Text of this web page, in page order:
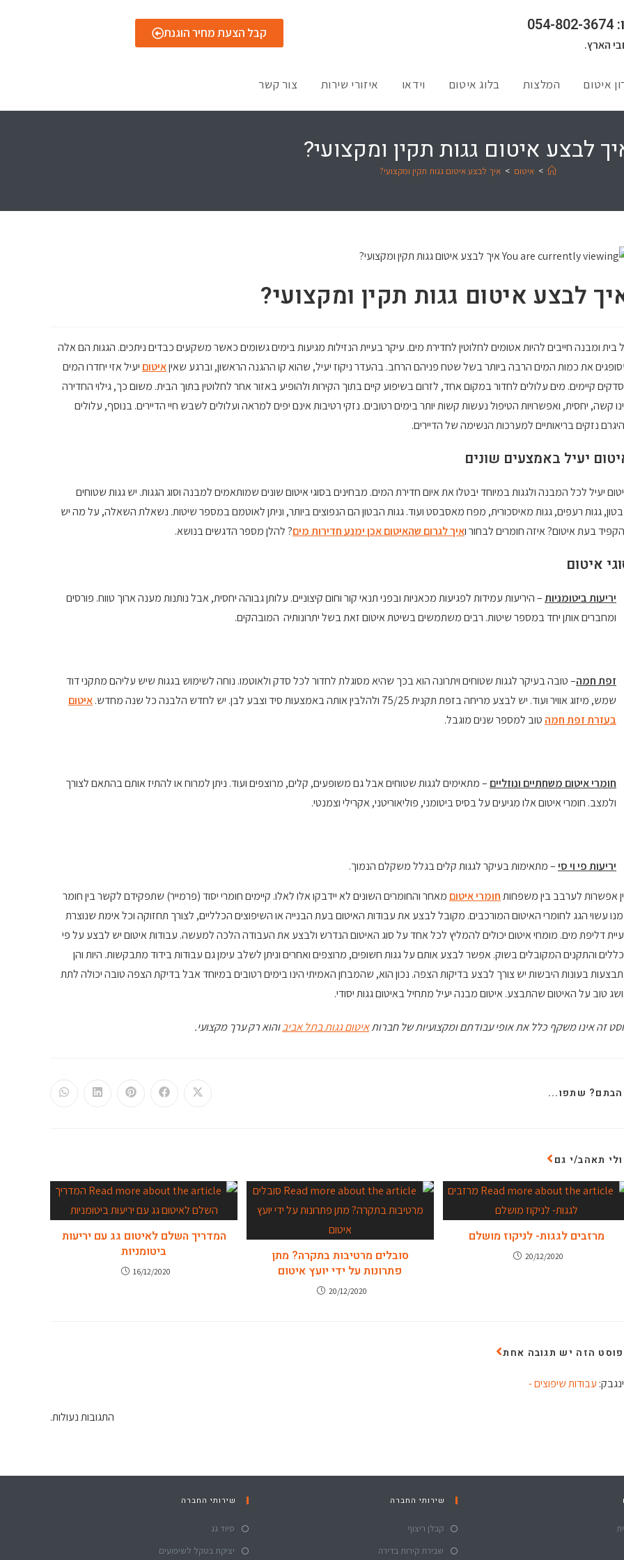
הארץ.
קבל הצעת מחיר הוגנת
איטום המלצות בלוג איטום וידאו איזורי שירות צור קשר
לבצע איטום גגות תקין ומקצועי?
> איטום > איך לבצע איטום גגות תקין ומקצועי?
לבצע איטום גגות תקין ומקצועי?
בית ומבנה חייבים להיות אטומים לחלוטין לחדירת מים. עיקר בעיית הנזילות מגיעות בימים גשומים כאשר משקעים כבדים ניתכים. הגגות הם אלה
את כמות המים הרבה ביותר בשל שטח פניהם הרחב. בהעדר ניקוז יעיל, שהוא קו ההגנה הראשון, וברגע שאיןאיטום יעיל אזי יחדרו המים
קיימים. מים עלולים לחדור במקום אחד, לזרום בשיפוע קיים בתוך הקירות ולהופיע באזור אחר לחלוטין בתוך הבית. משום כך, גילוי החדירה
קשה, יחסית, ואפשרויות הטיפול נעשות קשות יותר בימים רטובים. נזקי רטיבות אינם יפים למראה ועלולים לשבש חיי הדיירים. בנוסף, עלולים
נזקים בריאותיים למערכות הנשימה של הדיירים.
יעיל באמצעים שונים
יעיל לכל המבנה ולגגות במיוחד יבטלו את איום חדירת המים. מבחינים בסוגי איטום שונים שמותאמים למבנה וסוג הגגות. יש גגות שטוחים
גגות רעפים, גגות מאיסכורית, מפח מאסבסט ועוד. גגות הבטון הם הנפוצים ביותר, וניתן לאוטמם במספר שיטות. נשאלת השאלה, על מה יש
בעת איטום? איזה חומרים לבחור ואיך לגרום שהאיטום אכן ימנע חדירות מים? להלן מספר הדגשים בנושא.
איטום
יריעות ביטומניות– היריעות עמידות לפגיעות מכאניות ובפני תנאי קור וחום קיצוניים. עלותן גבוהה יחסית, אבל נותנות מענה ארוך טווח. פורסים
ומחברים אותן יחד במספר שיטות. רבים משתמשים בשיטת איטום זאת בשל יתרונותיה המובהקים.
זפת חמה– טובה בעיקר לגגות שטוחים ויתרונה הוא בכך שהיא מסוגלת לחדור לכל סדק ולאוטמו. נוחה לשימוש בגגות שיש עליהם מתקני דוד
שמש, מיזוג אוויר ועוד. יש לבצע מריחה בזפת תקנית 75/25 ולהלבין אותה באמצעות סיד וצבע לבן. יש לחדש הלבנה כל שנה מחדש.
איטום
בעזרת זפת חמה טוב למספר שנים מוגבל.
חומרי איטום משחתיים ונוזליים – מתאימים לגגות שטוחים אבל גם משופעים, קלים, מרוצפים ועוד. ניתן למרוח או להתיז אותם בהתאם לצורך
ולמצב. חומרי איטום אלו מגיעים על בסיס ביטומני, פוליאוריטני, אקרילי וצמנטי.
יריעות פי וי סי– מתאימות בעיקר לגגות קלים בגלל משקלם הנמוך.
אפשרות לערבב בין משפחותחומרי איטום מאחר והחומרים השונים לא יידבקו אלו לאלו. קיימים חומרי יסוד (פרמייר) שתפקידם לקשר בין חומר
עשוי הגג לחומרי האיטום המורכבים. מקובל לבצע את עבודות האיטום בעת הבנייה או השיפוצים הכלליים, לצורך תחזוקה וכל אימת שנוצרת
דליפת מים. מומחי איטום יכולים להמליץ לכל אחד על סוג האיטום הנדרש ולבצע את העבודה הלכה למעשה. עבודות איטום יש לבצע על פי
והתקנים המקובלים בשוק. אפשר לבצע אותם על גגות חשופים, מרוצפים ואחרים וניתן לשלב עימן גם עבודות בידוד מתבקשות. היות והן
בעונות היבשות יש צורך לבצע בדיקות הצפה. נכון הוא, שהמבחן האמיתי הינו בימים רטובים במיוחד אבל בדיקת הצפה טובה יכולה לתת
טוב על האיטום שהתבצע. איטום מבנה יעיל מתחיל באיטום גגות יסודי.
זה אינו משקף כלל את אופי עבודתם ומקצועיות של חברותאיטום גגות בתל אביבוהוא רק ערך מקצועי.
שתפו...
תאהב/י גם
המדריך השלם לאיטום גג עם יריעות
ביטומניות
16/12/2020
סובלים מרטיבות בתקרה? מתן
פתרונות על ידי יועץ איטום
20/12/2020
מרזבים לגגות- לניקוז מושלם
20/12/2020
הזה יש תגובה אחת
עבודות שיפוצים -
התגובות נעולות.
שירותי החברה
קבלן ריצוף
שבירת קירות בדירה
שירותי החברה
סיוד גג
יציקת בטקל לשיפועים